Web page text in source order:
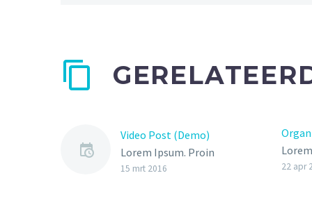
Video Post (Demo)
Lorem Ipsum. Proin
gravida nibh vel velit
15 mrt 2016
velit
22 apr